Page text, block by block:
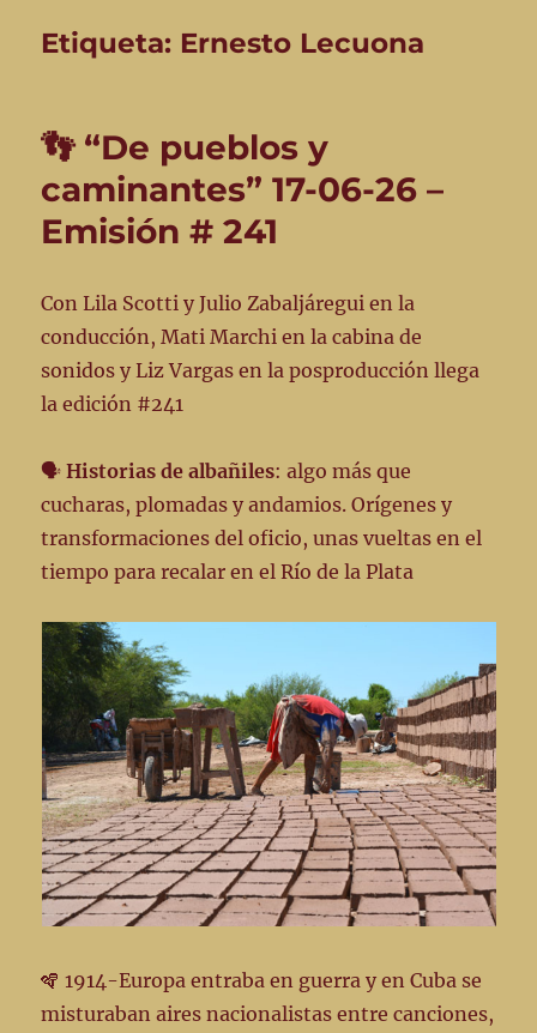
Etiqueta: Ernesto Lecuona
👣 “De pueblos y
caminantes” 17-06-26 –
Emisión # 241
Con Lila Scotti y Julio Zabaljáregui en la
conducción, Mati Marchi en la cabina de
sonidos y Liz Vargas en la posproducción llega
la edición #241
🗣️Historias de albañiles: algo más que
cucharas, plomadas y andamios. Orígenes y
transformaciones del oficio, unas vueltas en el
tiempo para recalar en el Río de la Plata
🪇 1914-Europa entraba en guerra y en Cuba se
misturaban aires nacionalistas entre canciones,